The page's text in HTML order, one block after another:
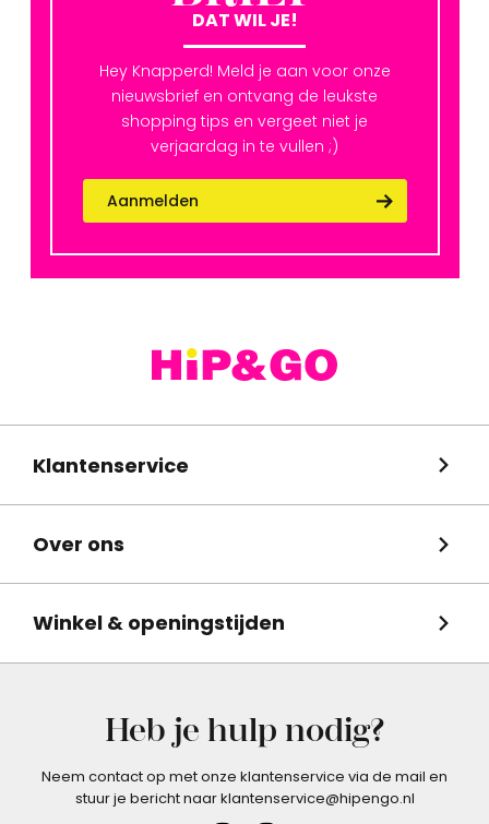
DAT WIL JE!
Hey Knapperd! Meld je aan voor onze
nieuwsbrief en ontvang de leukste
shopping tips en vergeet niet je
verjaardag in te vullen ;)
Aanmelden
Klantenservice
Over ons
Winkel & openingstijden
Heb je hulp nodig?
Neem contact op met onze klantenservice via de mail en
stuur je bericht naar klantenservice@hipengo.nl